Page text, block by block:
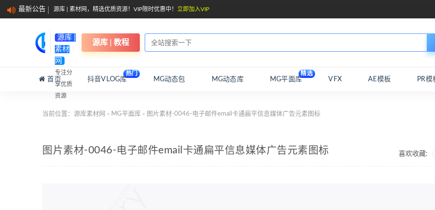
最新公告 源库 | 素材网，精选优质资源！VIP限时优惠中！ 立即加入VIP
源库 |
素材
网
专注分
享优质
资源
源库 | 教程
首页 抖音VLOG库
热门
MG动态包 MG动态库 MG平面库
精选
VFX AE模板 PR模
当前位置： 源库素材网 > MG平面库 > 图片素材-0046-电子邮件email卡通扁平信息媒体广告元素图标
喜欢收藏:
图片素材-0046-电子邮件email卡通扁平信息媒体广告元素图标